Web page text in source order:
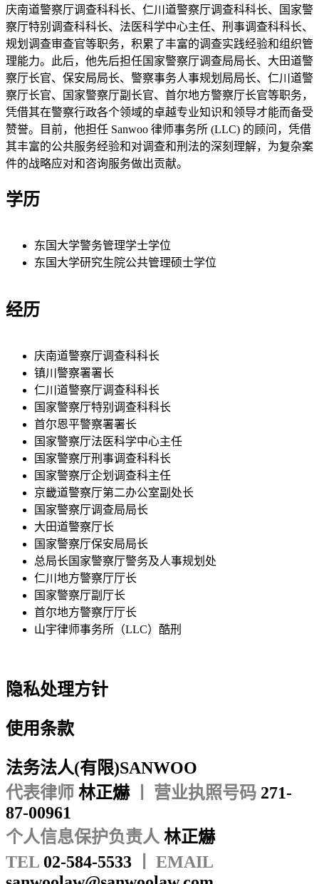
庆南道警察厅调查科科长、仁川道警察厅调查科科长、国家警
察厅特别调查科科长、法医科学中心主任、刑事调查科科长、
规划调查审查官等职务，积累了丰富的调查实践经验和组织管
理能力。此后，他先后担任国家警察厅调查局局长、大田道警
察厅长官、保安局局长、警察事务人事规划局局长、仁川道警
察厅长官、国家警察厅副长官、首尔地方警察厅长官等职务，
凭借其在警察行政各个领域的卓越专业知识和领导才能而备受
赞誉。目前，他担任 Sanwoo 律师事务所 (LLC) 的顾问，凭借
其丰富的公共服务经验和对调查和刑法的深刻理解，为复杂案
件的战略应对和咨询服务做出贡献。
学历
东国大学警务管理学士学位
东国大学研究生院公共管理硕士学位
经历
庆南道警察厅调查科科长
镇川警察署署长
仁川道警察厅调查科科长
国家警察厅特别调查科科长
首尔恩平警察署署长
国家警察厅法医科学中心主任
国家警察厅刑事调查科科长
国家警察厅企划调查科主任
京畿道警察厅第二办公室副处长
国家警察厅调查局局长
大田道警察厅长
国家警察厅保安局局长
总局长国家警察厅警务及人事规划处
仁川地方警察厅厅长
国家警察厅副厅长
首尔地方警察厅厅长
山宇律师事务所（LLC）酷刑
隐私处理方针
使用条款
法务法人(有限)SANWOO
代表律师 林正爀ㅣ 营业执照号码 271-
87-00961
个人信息保护负责人 林正爀
TEL 02-584-5533 ㅣ EMAIL